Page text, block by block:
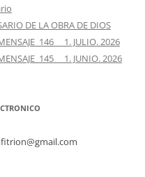
DE LA OBRA DE DIOS
146 1. JULIO. 2026
145 1. JUNIO. 2026